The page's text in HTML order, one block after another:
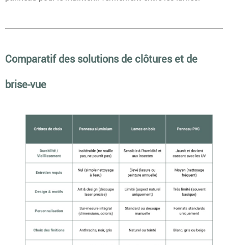
Comparatif des solutions de clôtures et de
brise-vue